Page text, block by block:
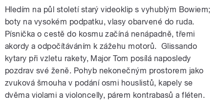
Hledím na půl století starý videoklip s vyhublým Bowiem;
boty na vysokém podpatku, vlasy obarvené do ruda.
Písnička o cestě do kosmu začíná nenápadně, třemi
akordy a odpočítáváním k zážehu motorů. Glissando
kytary při vzletu rakety, Major Tom posílá naposledy
pozdrav své ženě. Pohyb nekonečným prostorem jako
zvuková šmouha v podání osmi houslistů, kapely se
dvěma violami a violoncelly, párem kontrabasů a fléten.